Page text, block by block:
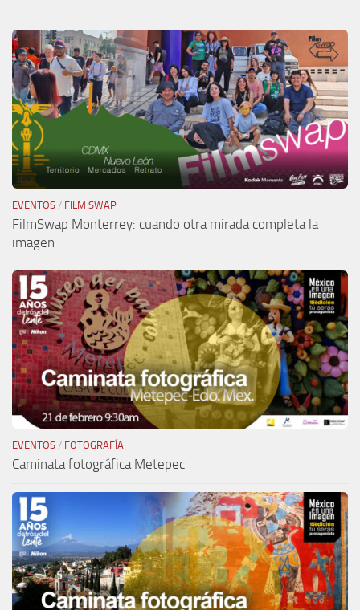
EVENTOS / FILM SWAP
FilmSwap Monterrey: cuando otra mirada completa la
imagen
EVENTOS / FOTOGRAFÍA
Caminata fotográfica Metepec